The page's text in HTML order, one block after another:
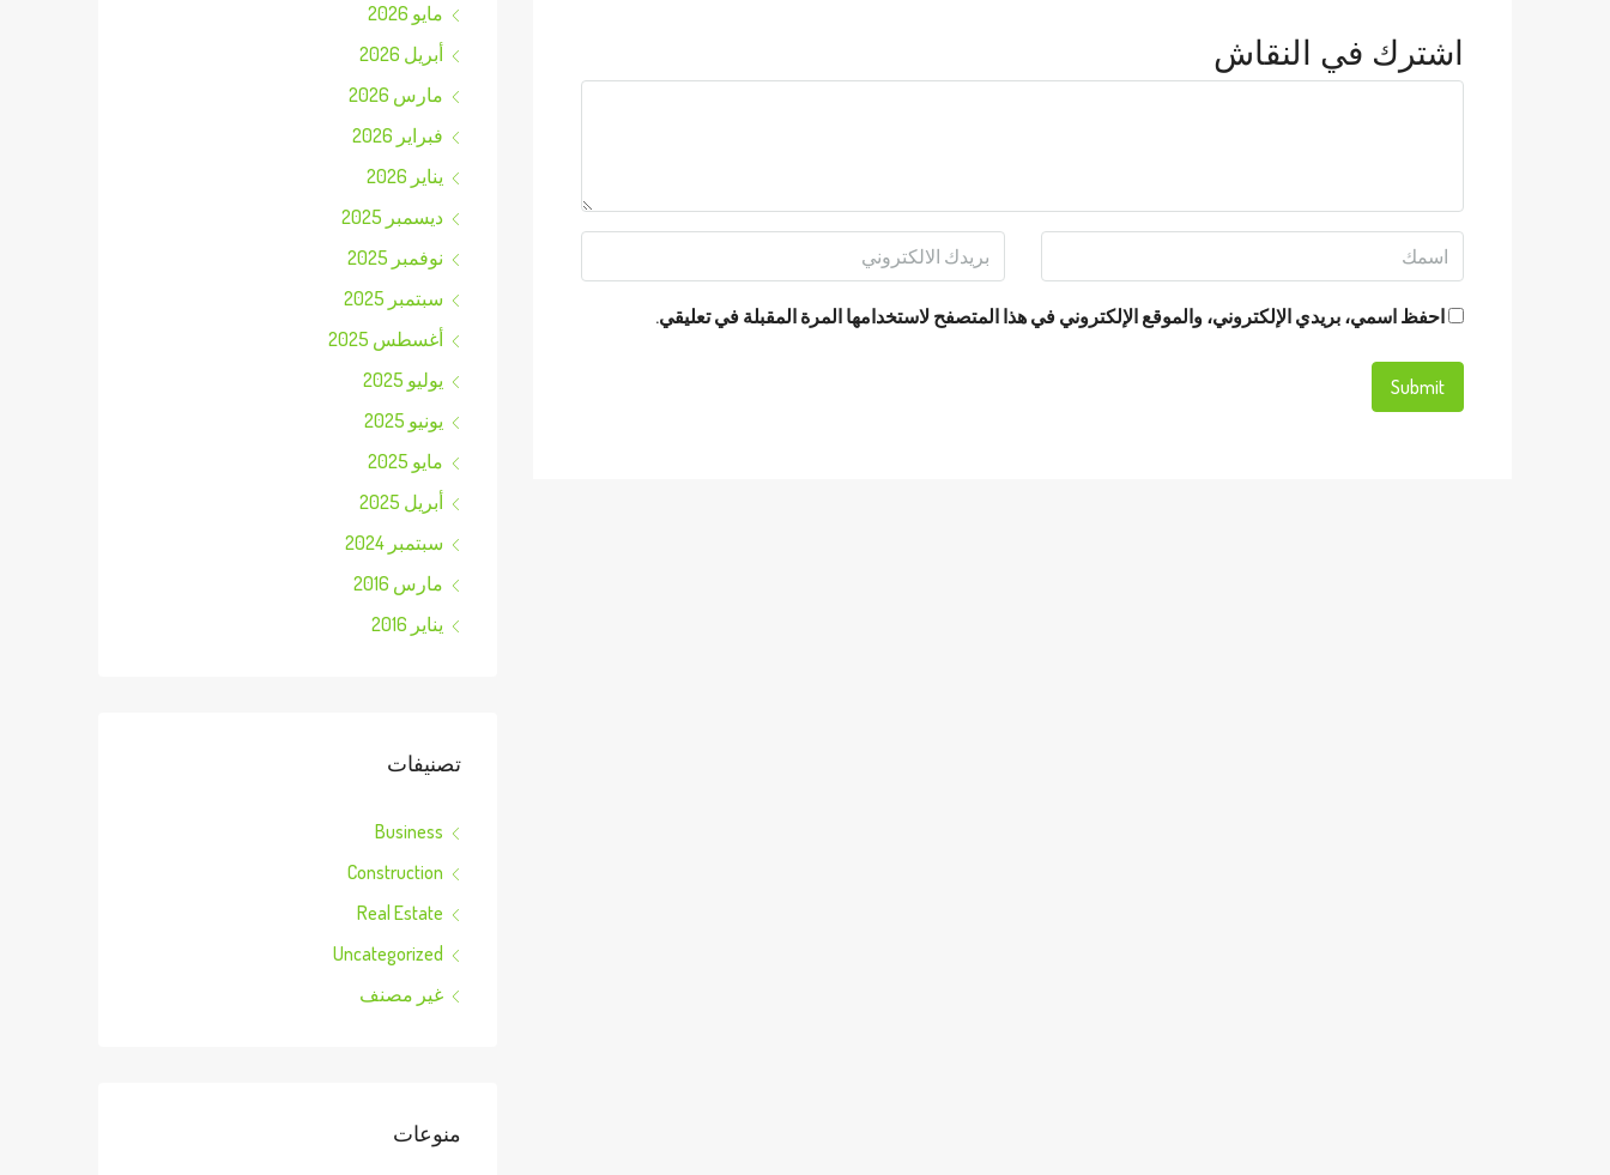
اشترك في النقاش
احفظ اسمي، بريدي الإلكتروني، والموقع الإلكتروني في هذا المتصفح لاستخدامها المرة المقبلة في تعليقي.
مايو 2026
أبريل 2026
مارس 2026
فبراير 2026
يناير 2026
ديسمبر 2025
نوفمبر 2025
سبتمبر 2025
أغسطس 2025
يوليو 2025
يونيو 2025
مايو 2025
أبريل 2025
سبتمبر 2024
مارس 2016
يناير 2016
تصنيفات
Business
Construction
Real Estate
Uncategorized
غير مصنف
منوعات